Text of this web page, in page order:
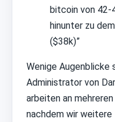
bitcoin von 42-
hinunter zu
($38k)”
Wenige
Administrator von
arbeiten an
nachdem wir